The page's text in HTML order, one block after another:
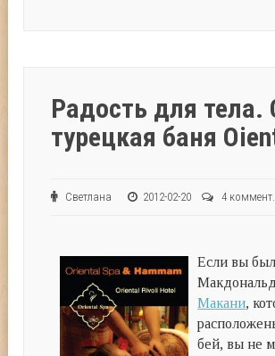
Радость для тела.
турецкая баня
Светлана 2012-02-20 4 коммент.
Если вы
Макани,
бей, вы не